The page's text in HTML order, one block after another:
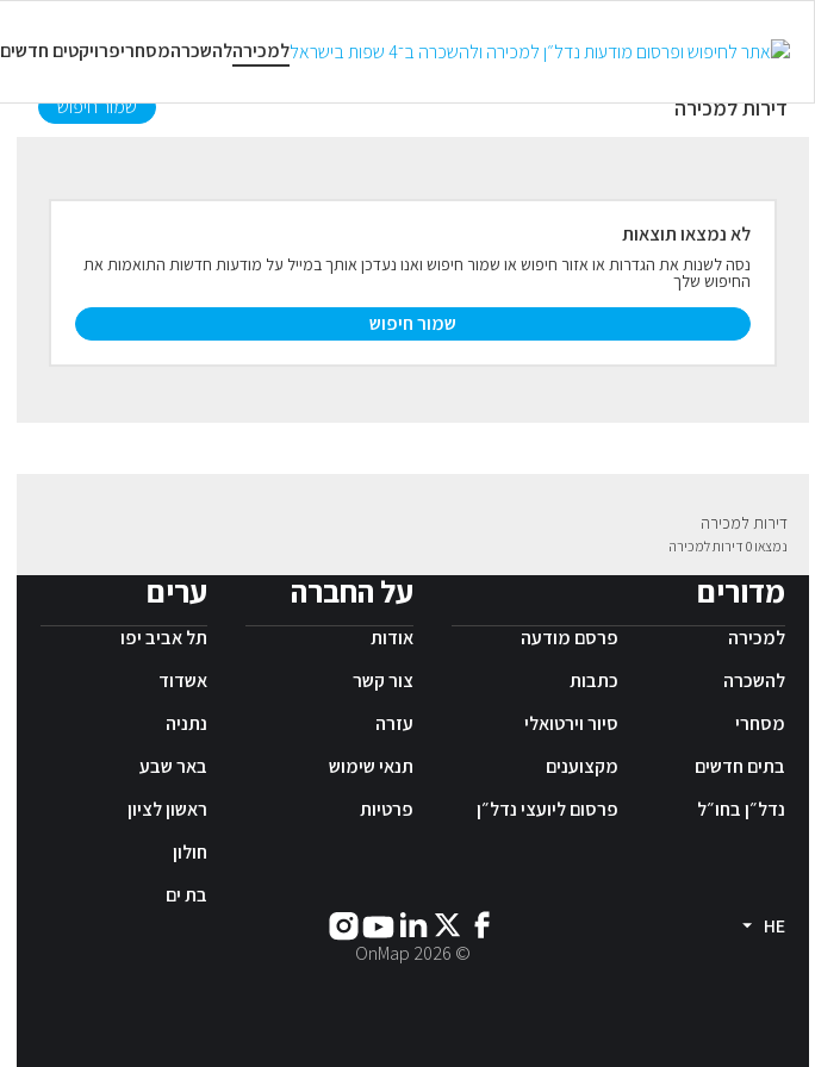
למכירהלהשכרהמסחריפרויקטים חדשים
למכירה
דירות למכירה שמור חיפוש
לא נמצאו תוצאות
נסה לשנות את הגדרות או אזור חיפוש או שמור חיפוש ואנו נעדכן אותך במייל על מודעות חדשות התואמות את
החיפוש שלך
שמור חיפוש
דירות למכירה
נמצאו 0 דירות למכירה
מדורים
למכירה
להשכרה
מסחרי
בתים חדשים
נדל״ן בחו״ל
פרסם מודעה
כתבות
סיור וירטואלי
מקצוענים
פרסום ליועצי נדל״ן
ערים
תל אביב יפו
אשדוד
נתניה
באר שבע
ראשון לציון
חולון
בת ים
על החברה
אודות
צור קשר
עזרה
תנאי שימוש
פרטיות
HE
© OnMap
2026